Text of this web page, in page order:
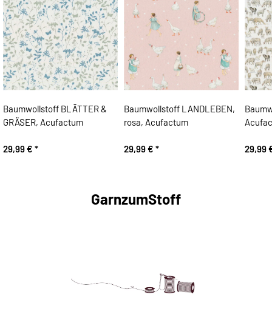
Baumwollstoff BLÄTTER &
GRÄSER, Acufactum
29,99 € *
Baumwollstoff LANDLEBEN,
rosa, Acufactum
29,99 € * 29,99
GarnzumStoff